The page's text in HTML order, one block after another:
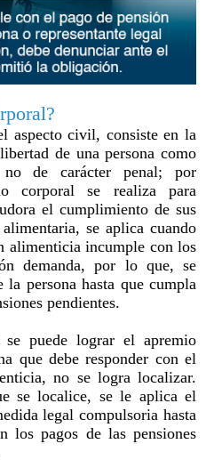
aspecto civil, consiste en la
de una persona como
de carácter penal; por
corporal se realiza para
el cumplimiento de sus
se aplica cuando
alimenticia incumple con los
demanda, por lo que, se
persona hasta que cumpla
pendientes.
puede lograr el apremio
que debe responder con el
no se logra localizar.
se localice, se le aplica el
legal compulsoria hasta
los pagos de las pensiones